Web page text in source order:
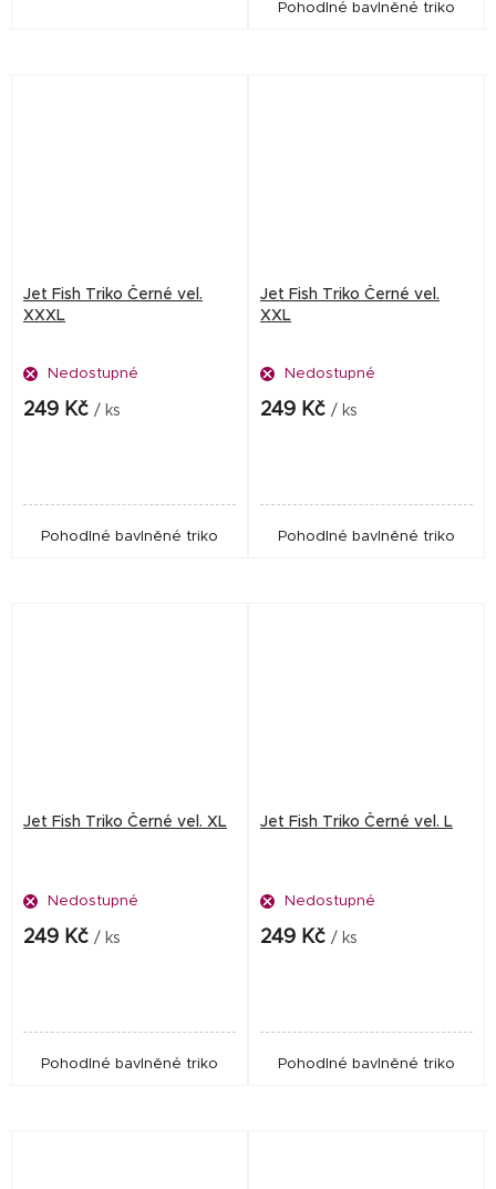
Pohodlné bavlněné triko
Jet Fish Triko Černé vel.
XXXL
Nedostupné
249 Kč / ks
Pohodlné bavlněné triko
Jet Fish Triko Černé vel.
XXL
Nedostupné
249 Kč / ks
Pohodlné bavlněné triko
Jet Fish Triko Černé vel. XL
Nedostupné
249 Kč / ks
Pohodlné bavlněné triko
Jet Fish Triko Černé vel. L
Nedostupné
249 Kč / ks
Pohodlné bavlněné triko